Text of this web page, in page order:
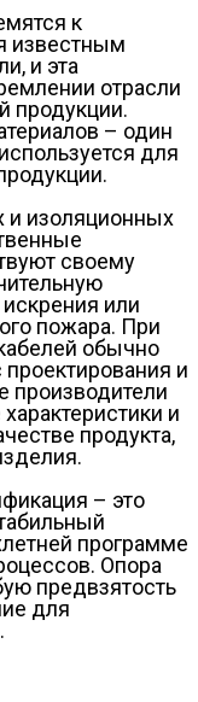
к
известным
и эта
отрасли
продукции.
– один
для
и изоляционных
своему
или
пожара. При
обычно
и
производители
и
продукта,
– это
программе
Опора
предвзятость
для